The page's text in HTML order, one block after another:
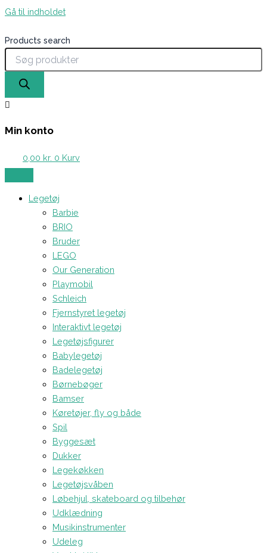
Gå til indholdet
Products search
Min konto
0,00 kr. 0 Kurv
Legetøj
Barbie
BRIO
Bruder
LEGO
Our Generation
Playmobil
Schleich
Fjernstyret legetøj
Interaktivt legetøj
Legetøjsfigurer
Babylegetøj
Badelegetøj
Børnebøger
Bamser
Køretøjer, fly og både
Spil
Byggesæt
Dukker
Legekøkken
Legetøjsvåben
Løbehjul, skateboard og tilbehør
Udklædning
Musikinstrumenter
Udeleg